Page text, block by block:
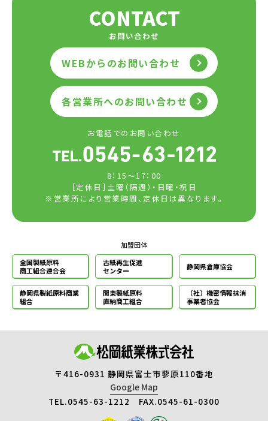
CONTACT
お問い合わせ
WEBからのお問い合わせ
各営業所へのお問い合わせ
お電話でのお問い合わせ
8：15～17：00
［定休日］土曜（隔週）・日曜・祝日
※営業所により営業時間、定休日は異なります。
加盟団体
全国製紙原料
商工組合連合会
古紙再生促進
センター
静岡県倉庫協会
静岡県製紙原料商業
組合
関東製紙原料
直納商工組合
（社）機密情報抹消
事業者協会
〒416-0931 静岡県富士市蓼原110番地
Google Map
TEL.0545-63-1212 FAX.0545-61-0300